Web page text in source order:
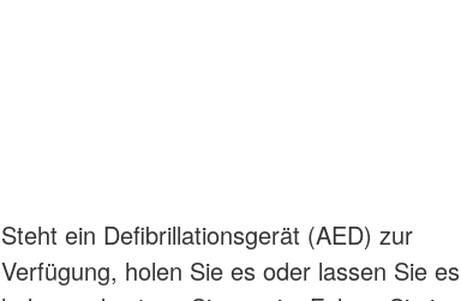
Steht ein Defibrillationsgerät (AED) zur
Verfügung, holen Sie es oder lassen Sie es